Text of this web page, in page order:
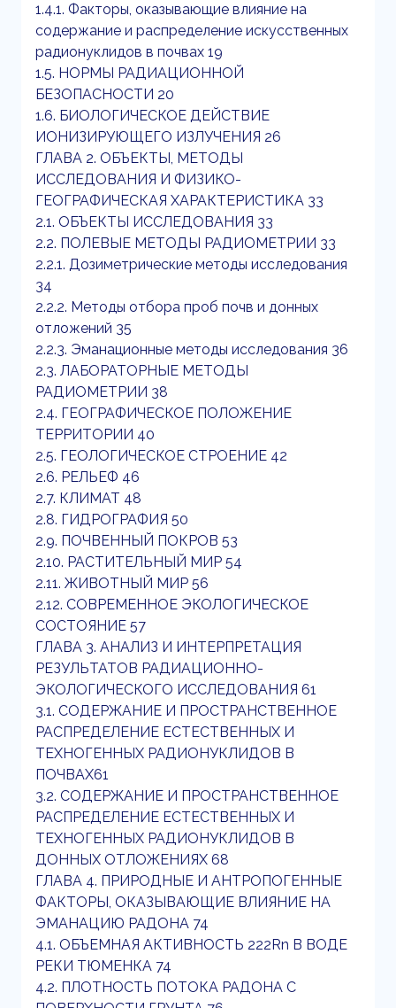
1.4.1. Факторы, оказывающие влияние на
содержание и распределение искусственных
радионуклидов в почвах 19
1.5. НОРМЫ РАДИАЦИОННОЙ
БЕЗОПАСНОСТИ 20
1.6. БИОЛОГИЧЕСКОЕ ДЕЙСТВИЕ
ИОНИЗИРУЮЩЕГО ИЗЛУЧЕНИЯ 26
ГЛАВА 2. ОБЪЕКТЫ, МЕТОДЫ
ИССЛЕДОВАНИЯ И ФИЗИКО-
ГЕОГРАФИЧЕСКАЯ ХАРАКТЕРИСТИКА 33
2.1. ОБЪЕКТЫ ИССЛЕДОВАНИЯ 33
2.2. ПОЛЕВЫЕ МЕТОДЫ РАДИОМЕТРИИ 33
2.2.1. Дозиметрические методы исследования
34
2.2.2. Методы отбора проб почв и донных
отложений 35
2.2.3. Эманационные методы исследования 36
2.3. ЛАБОРАТОРНЫЕ МЕТОДЫ
РАДИОМЕТРИИ 38
2.4. ГЕОГРАФИЧЕСКОЕ ПОЛОЖЕНИЕ
ТЕРРИТОРИИ 40
2.5. ГЕОЛОГИЧЕСКОЕ СТРОЕНИЕ 42
2.6. РЕЛЬЕФ 46
2.7. КЛИМАТ 48
2.8. ГИДРОГРАФИЯ 50
2.9. ПОЧВЕННЫЙ ПОКРОВ 53
2.10. РАСТИТЕЛЬНЫЙ МИР 54
2.11. ЖИВОТНЫЙ МИР 56
2.12. СОВРЕМЕННОЕ ЭКОЛОГИЧЕСКОЕ
СОСТОЯНИЕ 57
ГЛАВА 3. АНАЛИЗ И ИНТЕРПРЕТАЦИЯ
РЕЗУЛЬТАТОВ РАДИАЦИОННО-
ЭКОЛОГИЧЕСКОГО ИССЛЕДОВАНИЯ 61
3.1. СОДЕРЖАНИЕ И ПРОСТРАНСТВЕННОЕ
РАСПРЕДЕЛЕНИЕ ЕСТЕСТВЕННЫХ И
ТЕХНОГЕННЫХ РАДИОНУКЛИДОВ В
ПОЧВАХ61
3.2. СОДЕРЖАНИЕ И ПРОСТРАНСТВЕННОЕ
РАСПРЕДЕЛЕНИЕ ЕСТЕСТВЕННЫХ И
ТЕХНОГЕННЫХ РАДИОНУКЛИДОВ В
ДОННЫХ ОТЛОЖЕНИЯХ 68
ГЛАВА 4. ПРИРОДНЫЕ И АНТРОПОГЕННЫЕ
ФАКТОРЫ, ОКАЗЫВАЮЩИЕ ВЛИЯНИЕ НА
ЭМАНАЦИЮ РАДОНА 74
4.1. ОБЪЕМНАЯ АКТИВНОСТЬ 222Rn В ВОДЕ
РЕКИ ТЮМЕНКА 74
4.2. ПЛОТНОСТЬ ПОТОКА РАДОНА С